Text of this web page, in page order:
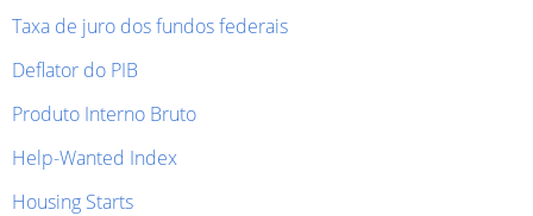
Taxa de juro dos fundos federais
Deflator do PIB
Produto Interno Bruto
Help-Wanted Index
Housing Starts